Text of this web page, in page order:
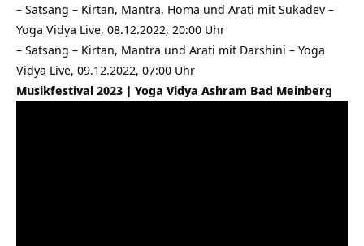
– Satsang – Kirtan, Mantra, Homa und Arati mit Sukadev –
Yoga Vidya Live, 08.12.2022, 20:00 Uhr
– Satsang – Kirtan, Mantra und Arati mit Darshini – Yoga
Vidya Live, 09.12.2022, 07:00 Uhr
Musikfestival 2023 | Yoga Vidya Ashram Bad Meinberg